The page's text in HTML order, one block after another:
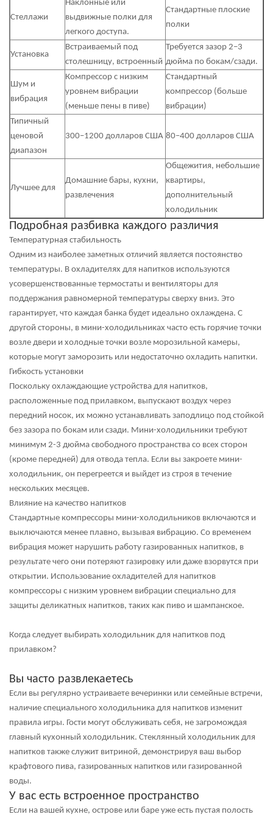
Стеллажи
Наклонные или
выдвижные полки для
легкого доступа.
Стандартные плоские
полки
Установка
Встраиваемый под
столешницу, встроенный
Требуется зазор 2–3
дюйма по бокам/сзади.
Шум и
вибрация
Компрессор с низким
уровнем вибрации
(меньше пены в пиве)
Стандартный
компрессор (больше
вибрации)
Типичный
ценовой
диапазон
300–1200 долларов США 80–400 долларов США
Лучшее для
Домашние бары, кухни,
развлечения
Общежития, небольшие
квартиры,
дополнительный
холодильник
Подробная разбивка каждого различия
Температурная стабильность
Одним из наиболее заметных отличий является постоянство
температуры. В охладителях для напитков используются
усовершенствованные термостаты и вентиляторы для
поддержания равномерной температуры сверху вниз. Это
гарантирует, что каждая банка будет идеально охлаждена. С
другой стороны, в мини-холодильниках часто есть горячие точки
возле двери и холодные точки возле морозильной камеры,
которые могут заморозить или недостаточно охладить напитки.
Гибкость установки
Поскольку охлаждающие устройства для напитков,
расположенные под прилавком, выпускают воздух через
передний носок, их можно устанавливать заподлицо под стойкой
без зазора по бокам или сзади. Мини-холодильники требуют
минимум 2-3 дюйма свободного пространства со всех сторон
(кроме передней) для отвода тепла. Если вы закроете мини-
холодильник, он перегреется и выйдет из строя в течение
нескольких месяцев.
Влияние на качество напитков
Стандартные компрессоры мини-холодильников включаются и
выключаются менее плавно, вызывая вибрацию. Со временем
вибрация может нарушить работу газированных напитков, в
результате чего они потеряют газировку или даже взорвутся при
открытии. Использование охладителей для напитков
компрессоры с низким уровнем вибрации специально для
защиты деликатных напитков, таких как пиво и шампанское.
Когда следует выбирать холодильник для напитков под
прилавком?
Вы часто развлекаетесь
Если вы регулярно устраиваете вечеринки или семейные встречи,
наличие специального холодильника для напитков изменит
правила игры. Гости могут обслуживать себя, не загромождая
главный кухонный холодильник. Стеклянный холодильник для
напитков также служит витриной, демонстрируя ваш выбор
крафтового пива, газированных напитков или газированной
воды.
У вас есть встроенное пространство
Если на вашей кухне, острове или баре уже есть пустая полость